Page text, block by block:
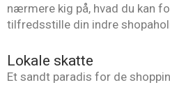
nærmere kig på, hvad du kan
tilfredsstille din indre
Lokale skatte
Et sandt paradis for de